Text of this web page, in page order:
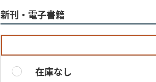
新刊・電子書籍
在庫なし